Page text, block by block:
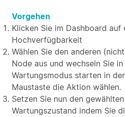
Vorgehen
Klicken Sie im Dashboard auf
Hochverfügbarkeit
Wählen Sie den anderen
Node aus und wechseln Sie
Wartungsmodus starten in
Maustaste die Aktion wählen.
Setzen Sie nun den
Wartungszustand indem Sie